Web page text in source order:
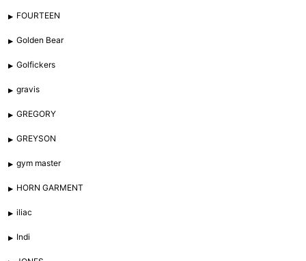
FOURTEEN
Golden Bear
Golfickers
gravis
GREGORY
GREYSON
gym master
HORN GARMENT
iliac
Indi